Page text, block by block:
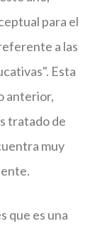
para el
a las
Esta
anterior,
tratado de
muy
que es una